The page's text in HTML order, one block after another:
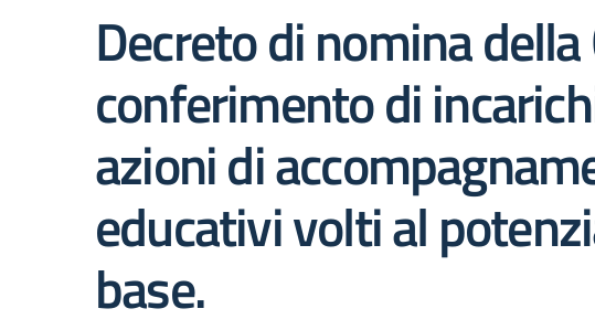
Decreto di nomina
conferimento di
azioni di
educativi volti al
base.